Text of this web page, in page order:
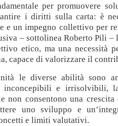
per promuovere
i diritti sulla carta: è
e un impegno collettivo per
– sottolinea Roberto Pili –
etico, ma una necessità
capace di valorizzare il
le diverse abilità sono
inconcepibili e irrisolvibili,
non consentono una crescita
uno sviluppo e
e limiti valutativi.